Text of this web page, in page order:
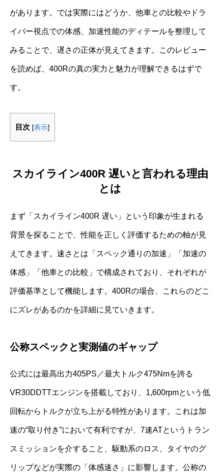
があります。では実際にはどうか、他車との比較やドラ
イバー視点での体感、加速性能のディテールを整理して
みることで、遅さの正体が見えてきます。このレビュー
を読めば、400Rの真の実力と魅力が理解できるはずで
す。
目次 [表示]
スカイライン400R 遅いと言われる理由
とは
まず「スカイライン400R 遅い」という印象が生まれる
背景を探ることで、性能を正しく評価するための軸が見
えてきます。速さとは「スペック通りの加速」「加速の
体感」「他車との比較」で構成されており、それぞれが
評価基準として機能します。400Rの場合、これらのどこ
にズレがあるのかを詳細に見ていきます。
公称スペックと実測値のギャップ
公式には最高出力405PS／最大トルク475Nmを誇る
VR30DDTTエンジンを搭載しており、1,600rpmという低
回転からトルクが立ち上がる特性があります。これは加
速の“取り付き”において有利ですが、7速ATというトラン
スミッションを介すること、駆動系のロス、タイヤのグ
リップなどが実際の「体感速さ」に影響します。公称の